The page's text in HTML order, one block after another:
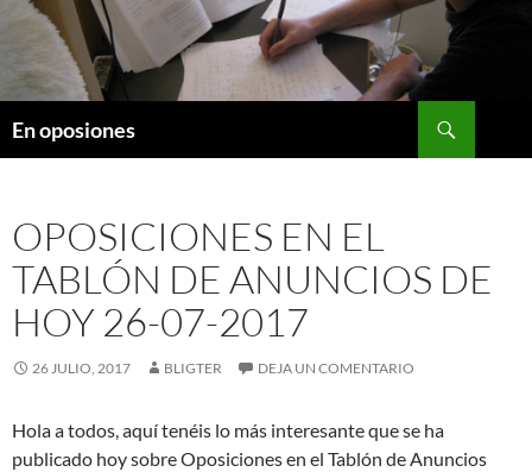
Saltar
contenido
En oposiones
OPOSICIONES EN EL
TABLÓN DE ANUNCIOS DE
HOY 26-07-2017
26 JULIO, 2017 BLIGTER DEJA UN COMENTARIO
Hola a todos, aquí tenéis lo más interesante que se ha
publicado hoy sobre Oposiciones en el Tablón de Anuncios